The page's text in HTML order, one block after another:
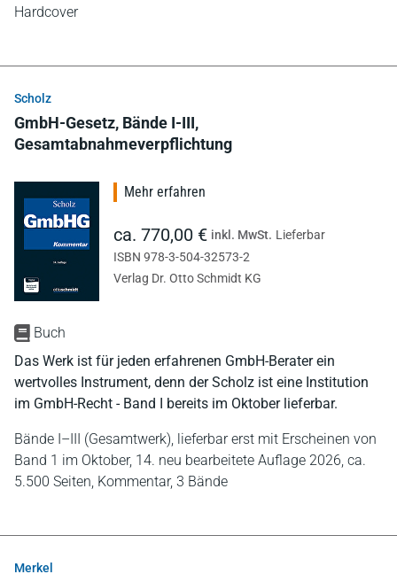
Hardcover
Scholz
GmbH-Gesetz, Bände I-III,
Gesamtabnahmeverpflichtung
Buch
Das Werk ist für jeden erfahrenen GmbH-Berater ein
wertvolles Instrument, denn der Scholz ist eine Institution
im GmbH-Recht - Band I bereits im Oktober lieferbar.
Bände I–III (Gesamtwerk), lieferbar erst mit Erscheinen von
Band 1 im Oktober, 14. neu bearbeitete Auflage 2026, ca.
5.500 Seiten, Kommentar, 3 Bände
Mehr erfahren
ca. 770,00 € inkl. MwSt. Lieferbar
ISBN 978-3-504-32573-2
Verlag Dr. Otto Schmidt KG
Merkel